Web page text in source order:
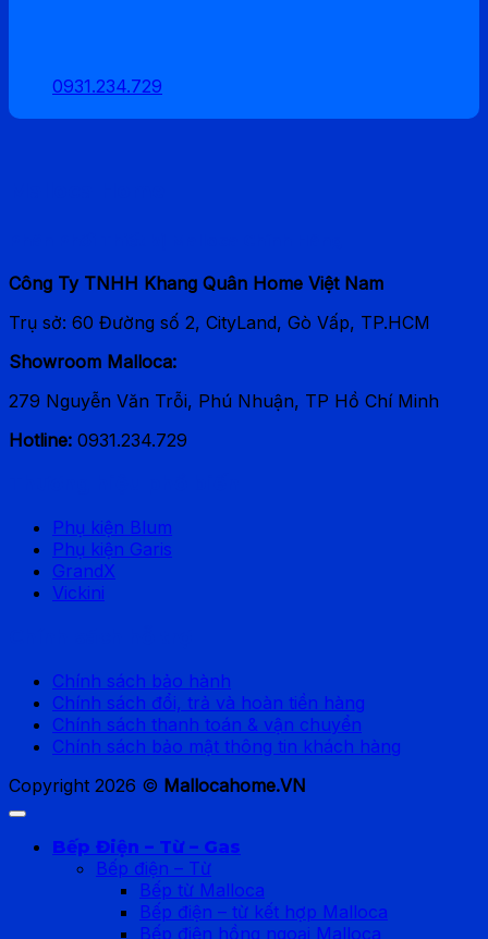
0931.234.729
Công Ty TNHH Khang Quân Home Việt Nam
Trụ sở: 60 Đường số 2, CityLand, Gò Vấp, TP.HCM
Showroom Malloca:
279 Nguyễn Văn Trỗi, Phú Nhuận, TP Hồ Chí Minh
Hotline: 0931.234.729
Phụ kiện Blum
Phụ kiện Garis
GrandX
Vickini
Chính sách bảo hành
Chính sách đổi, trả và hoàn tiền hàng
Chính sách thanh toán & vận chuyển
Chính sách bảo mật thông tin khách hàng
Copyright 2026 © Mallocahome.VN
Bếp Điện – Từ – Gas
Bếp điện – Từ
Bếp từ Malloca
Bếp điện – từ kết hợp Malloca
Bếp điện hồng ngoại Malloca